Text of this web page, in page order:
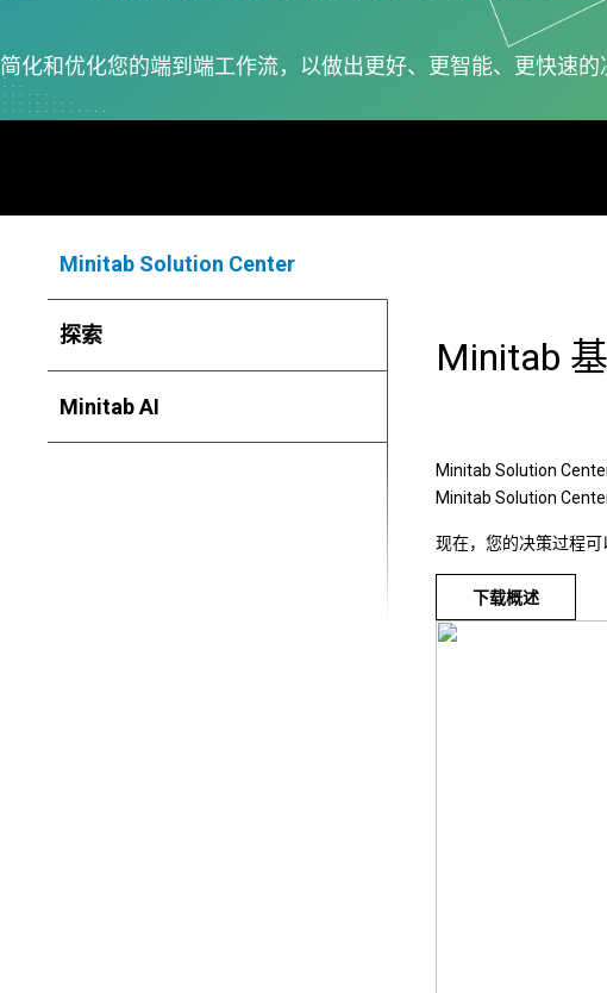
简化和优化您的端到端工作流，以做出更好、更智能、更快速的
Minitab Solution Center
探索
Minitab AI
Minitab
Minitab Solution
Minitab Solution
现在，您的决策过程
下载概述